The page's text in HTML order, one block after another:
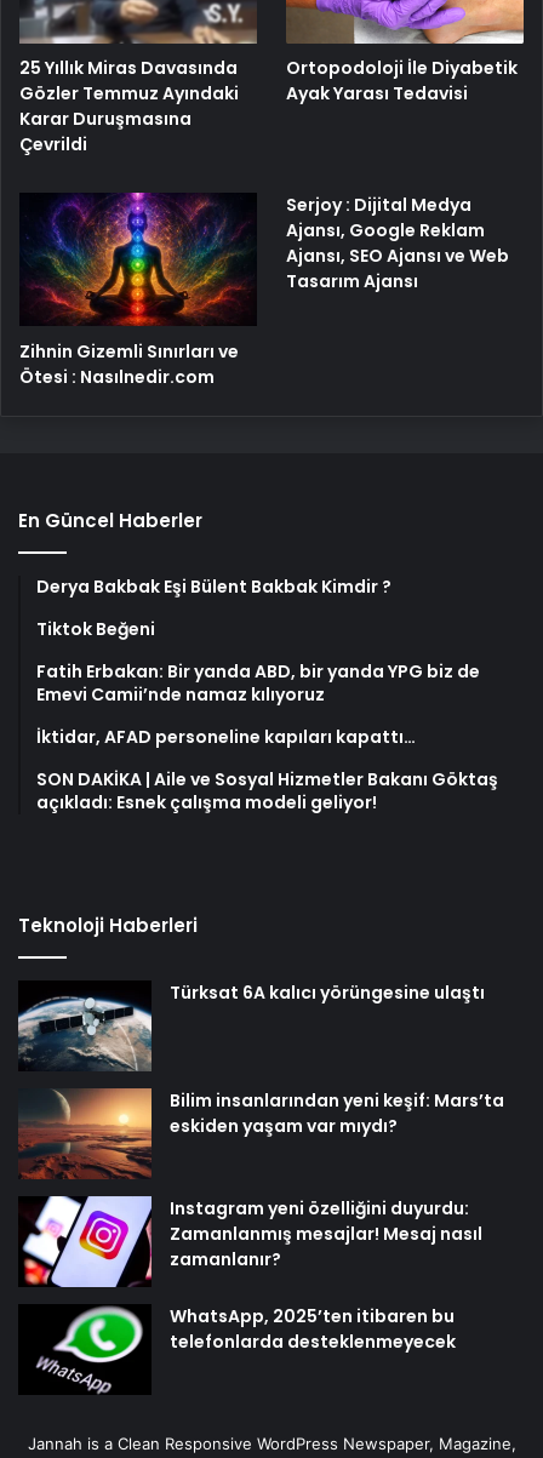
25 Yıllık Miras Davasında
Gözler Temmuz Ayındaki
Karar Duruşmasına
Çevrildi
Ortopodoloji İle Diyabetik
Ayak Yarası Tedavisi
Zihnin Gizemli Sınırları ve
Ötesi : Nasılnedir.com
Serjoy : Dijital Medya
Ajansı, Google Reklam
Ajansı, SEO Ajansı ve Web
Tasarım Ajansı
En Güncel Haberler
Derya Bakbak Eşi Bülent Bakbak Kimdir ?
Tiktok Beğeni
Fatih Erbakan: Bir yanda ABD, bir yanda YPG biz de
Emevi Camii’nde namaz kılıyoruz
İktidar, AFAD personeline kapıları kapattı…
SON DAKİKA | Aile ve Sosyal Hizmetler Bakanı Göktaş
açıkladı: Esnek çalışma modeli geliyor!
Teknoloji Haberleri
Türksat 6A kalıcı yörüngesine ulaştı
Bilim insanlarından yeni keşif: Mars’ta
eskiden yaşam var mıydı?
Instagram yeni özelliğini duyurdu:
Zamanlanmış mesajlar! Mesaj nasıl
zamanlanır?
WhatsApp, 2025’ten itibaren bu
telefonlarda desteklenmeyecek
Jannah is a Clean Responsive WordPress Newspaper, Magazine,